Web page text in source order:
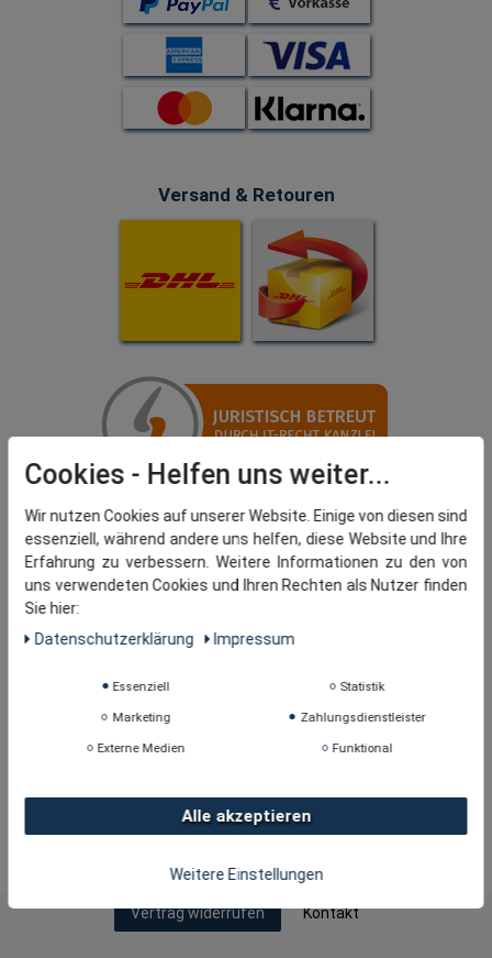
Versand & Retouren
Copyright © 2026
· tomBrook GmbH. Alle Rechte
Vertrag widerrufen Kontakt
Cookies
Wir nutzen Cookies auf unserer Website. Einige von diesen sind
essenziell, während andere uns helfen, diese Website und Ihre
Erfahrung zu verbessern. Weitere Informationen zu den von
uns verwendeten Cookies und Ihren Rechten als Nutzer finden
Sie hier:
Daten­schutz­erklärung
Impressum
Essenziell Statistik
Marketing Zahlungsdienstleister
Externe Medien Funktional
Alle akzeptieren
Weitere Einstellungen